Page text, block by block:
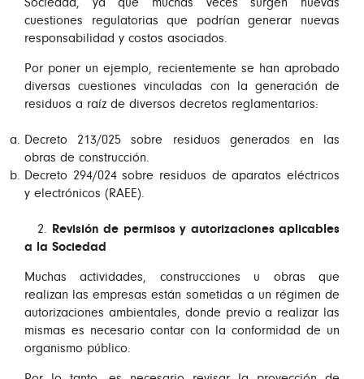
cuestiones regulatorias que podrían generar nuevas
responsabilidad y costos asociados.
Por poner un ejemplo, recientemente se han aprobado
diversas cuestiones vinculadas con la generación de
residuos a raíz de diversos decretos reglamentarios:
Decreto 213/025 sobre residuos generados en las
obras de construcción.
Decreto 294/024 sobre residuos de aparatos eléctricos
y electrónicos (RAEE).
2. Revisión de permisos y autorizaciones aplicables
a la Sociedad
Muchas actividades, construcciones u obras que
realizan las empresas están sometidas a un régimen de
autorizaciones ambientales, donde previo a realizar las
mismas es necesario contar con la conformidad de un
organismo público.